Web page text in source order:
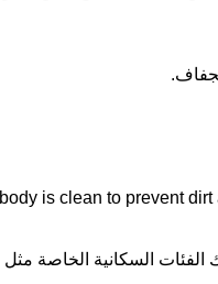
السكانية الخاصة مثل